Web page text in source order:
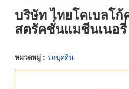
บริษัท ไทยโคเบลโ
สตรัคชั่นแมชีนเนอ
หมวดหมู่ : รถขุดดิน